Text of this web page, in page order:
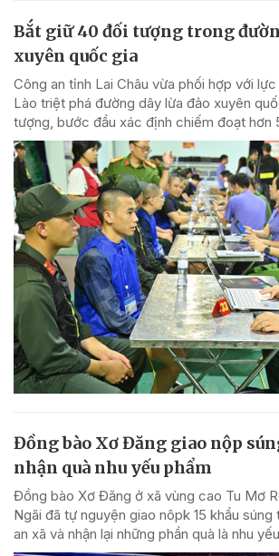
Bắt giữ 40 đối tượng trong
xuyên quốc gia
Công an tỉnh Lai Châu vừa phối hợp với
Lào triệt phá đường dây lừa đảo xuyên
tượng, bước đầu xác định chiếm đoạt hơn
Đồng bào Xơ Đăng giao nộp
nhận quà nhu yếu phẩm
Đồng bào Xơ Đăng ở xã vùng cao Tu Mơ
Ngãi đã tự nguyện giao nôpk 15 khẩu
an xã và nhận lại những phần quà là nhu